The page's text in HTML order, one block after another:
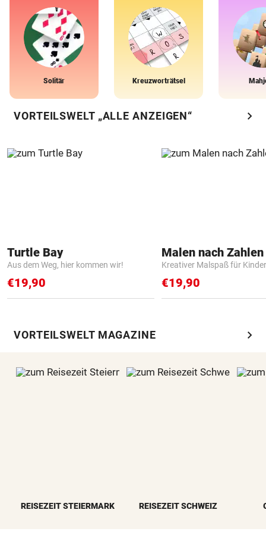
Solitär Kreuzworträtsel
VORTEILSWELT „ALLE ANZEIGEN“ chevron_right
Turtle Bay
Aus dem Weg, hier kommen wir!
€19,90
Kreativer Malspaß für Kinder
€19,90
VORTEILSWELT MAGAZINE chevron_right
REISEZEIT STEIERMARK REISEZEIT SCHWEIZ